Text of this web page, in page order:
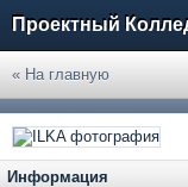
Проектный
« На главную
Информация